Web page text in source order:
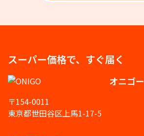
スーパー価格で、すぐ届く
オニゴー
〒154-0011
東京都世田谷区上馬1-17-5